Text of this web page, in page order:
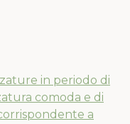
in periodo di
comoda e di
a